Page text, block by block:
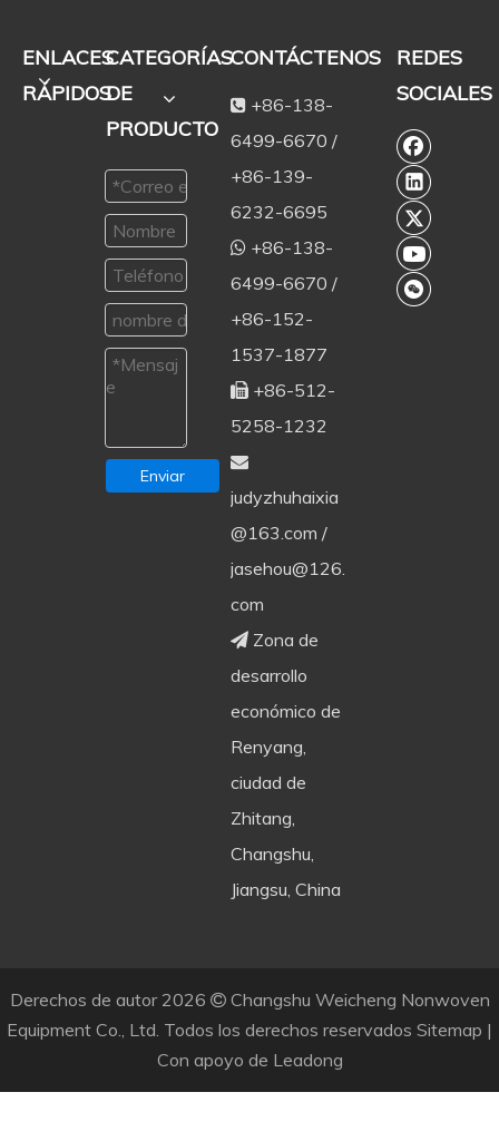
ENLACES
RÁPIDOS
CATEGORÍAS
DE
PRODUCTO
Enviar
CONTÁCTENOS
+86-138-
6499-6670 /
+86-139-
6232-6695
 +86-138-
6499-6670 /
+86-152-
1537-1877
+86-512-
5258-1232

judyzhuhaixia
@163.com /
jasehou@126.
com
Zona de
desarrollo
económico de
Renyang,
ciudad de
Zhitang,
Changshu,
Jiangsu, China
REDES
SOCIALES
Derechos de autor 2026 Changshu Weicheng Nonwoven
Equipment Co., Ltd. Todos los derechos reservados Sitemap |
Con apoyo de Leadong